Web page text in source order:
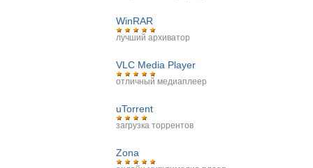
WinRAR
лучший архиватор
VLC Media Player
отличный медиаплеер
uTorrent
загрузка торрентов
Zona